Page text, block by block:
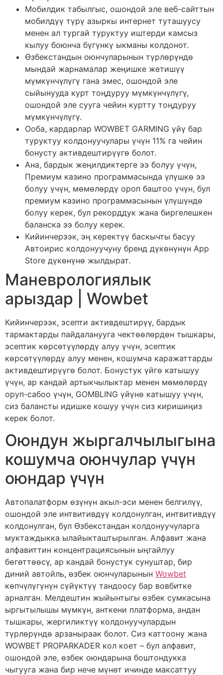
Мобилдик табылгыс, ошондой эле веб-сайттын
мобилдүү түрү азыркы интернет туташуусу
менен ал тургай туруктуу иштерди камсыз
кылуу боюнча бүгүнкү ыкманы колдонот.
Өзбекстандын оюнчуларынын түрлөрүндө
мындай жарнамалар жеңишке жетишүү
мүмкүнчүлүгү гана эмес, ошондой эле
сыйынууда курт тоңдуруу мүмкүнчүлүгү,
ошондой эле сууга чейин куртту тоңдуруу
мүмкүнчүлүгү.
Ооба, кардарлар WOWBET GARMING үйү бар
туруктуу колдонуучулары үчүн 11% га чейин
бонусту активдештирүүгө болот.
Ана, бардык жеңилдиктерге ээ болуу үчүн,
Премиум казино программасында үлүшкө ээ
болуу үчүн, мөмөлөрдү ороп баштоо үчүн, бул
премиум казино программасынын үлүшүндө
болуу керек, бул рекорддук жана биргелешкен
баланска ээ болуу керек.
Кийинчерээк, эң керектүү баскычты басуу
Автоирис колдонуучуну бренд дүкөнүнүн App
Store дүкөнүнө жылдырат.
Маневрологиялык
арыздар | Wowbet
Кийинчерээк, эсепти активдештирүү, бардык
тармактарды пайдаланууга чектөөлөрдөн тышкары,
эсептик көрсөтүүлөрдү алуу үчүн, эсептик
көрсөтүүлөрдү алуу менен, кошумча каражаттарды
активдештирүүгө болот. Бонустук үйгө катышуу
үчүн, ар кандай артыкчылыктар менен мөмөлөрдү
оруп-сабоо үчүн, GOMBLING үйүнө катышуу үчүн,
сиз балансты идишке кошуу үчүн сиз киришиңиз
керек болот.
Оюндун жыргалчылыгына
кошумча оюнчулар үчүн
оюндар үчүн
Автопалатформ өзүнүн акыл-эси менен белгилүү,
ошондой эле интвитивдүү колдонулган, интвитивдүү
колдонулган, бул Өзбекстандан колдонуучуларга
муктаждыкка ылайыкташтырылган. Алфавит жана
алфавиттин концентрациясынын ыңгайлуу
бөгөттөөсү, ар кандай бонустук сунуштар, бир
диний автойль, өзбек оюнчуларынын Wowbet
көпчүлүгүнүн сүйүктүү тандоосу бар вовбитке
арналган. Мелдештин жыйынтыгы өзбек сумкасына
ыргытылышы мүмкүн, анткени платформа, андан
тышкары, жергиликтүү колдонуучулардын
түрлөрүндө арзаныраак болот. Сиз каттоону жана
WOWBET PROPARKADER кол коет – бул алфавит,
ошондой эле, өзбек оюндарына боштондукка
чыгууга жана бир нече мүнөт ичинде максаттуу